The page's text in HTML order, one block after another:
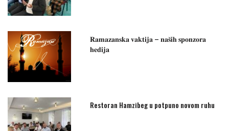
𝐑𝐚𝐦𝐚𝐳𝐚𝐧𝐬𝐤𝐚 𝐯𝐚𝐤𝐭𝐢𝐣𝐚 – 𝐧𝐚𝐬̌𝐢𝐡 𝐬𝐩𝐨𝐧𝐳𝐨𝐫𝐚
𝐡𝐞𝐝𝐢𝐣𝐚
Restoran Hamzibeg u potpuno novom ruhu